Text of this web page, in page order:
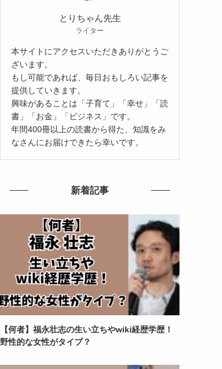
とりちゃん先生
ライター
本サイトにアクセスいただきありがとうご
ざいます。
もし可能であれば、毎日おもしろい記事を
提供していきます。
興味があることは「子育て」「幸せ」「読
書」「お金」「ビジネス」です。
年間400冊以上の読書から得た、知識をみ
なさんにお届けできたら幸いです。
新着記事
【何者】福永壮志の生い立ちやwiki経歴学歴！
野性的な女性がタイプ？